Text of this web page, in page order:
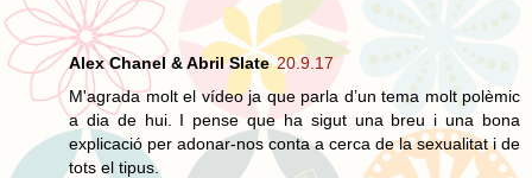
Alex Chanel & Abril Slate 20.9.17
M'agrada molt el vídeo ja que parla d’un tema molt polèmic
a dia de hui. I pense que ha sigut una breu i una bona
explicació per adonar-nos conta a cerca de la sexualitat i de
tots el tipus.